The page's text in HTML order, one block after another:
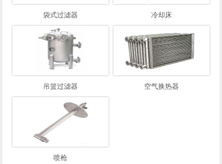
袋式过滤器 冷却床
吊篮过滤器 空气换热器
喷枪